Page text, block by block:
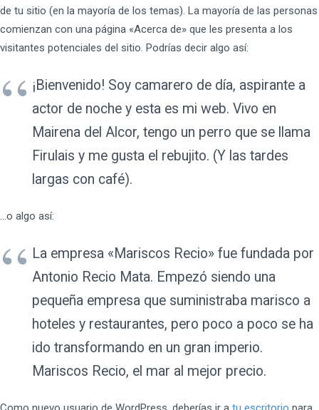
de tu sitio (en la mayoría de los temas). La mayoría de las personas
comienzan con una página «Acerca de» que les presenta a los
visitantes potenciales del sitio. Podrías decir algo así:
¡Bienvenido! Soy camarero de día, aspirante a
actor de noche y esta es mi web. Vivo en
Mairena del Alcor, tengo un perro que se llama
Firulais y me gusta el rebujito. (Y las tardes
largas con café).
…o algo así:
La empresa «Mariscos Recio» fue fundada por
Antonio Recio Mata. Empezó siendo una
pequeña empresa que suministraba marisco a
hoteles y restaurantes, pero poco a poco se ha
ido transformando en un gran imperio.
Mariscos Recio, el mar al mejor precio.